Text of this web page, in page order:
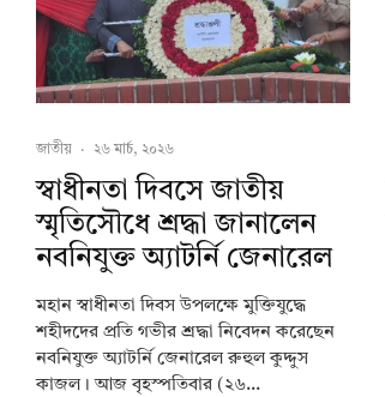
জাতীয় · ২৬ মার্চ, ২০২৬
স্বাধীনতা দিবসে জাতীয়
স্মৃতিসৌধে শ্রদ্ধা জানালেন
নবনিযুক্ত অ্যাটর্নি জেনারেল
মহান স্বাধীনতা দিবস উপলক্ষে মুক্তিযুদ্ধে
শহীদদের প্রতি গভীর শ্রদ্ধা নিবেদন করেছেন
নবনিযুক্ত অ্যাটর্নি জেনারেল রুহুল কুদ্দুস
কাজল। আজ বৃহস্পতিবার (২৬...